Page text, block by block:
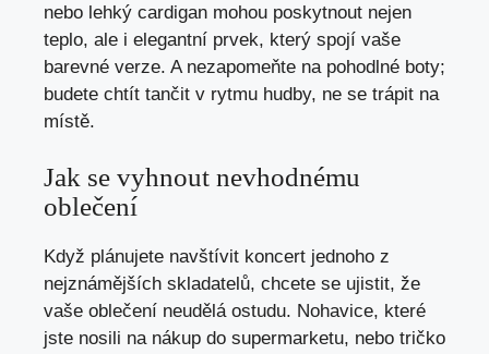
nebo lehký cardigan mohou poskytnout nejen
teplo, ale i elegantní prvek, který spojí vaše
barevné verze. A nezapomeňte na pohodlné boty;
budete chtít tančit v rytmu hudby, ne se trápit na
místě.
Jak se vyhnout nevhodnému
oblečení
Když plánujete navštívit koncert jednoho z
nejznámějších skladatelů, chcete se ujistit, že
vaše oblečení neudělá ostudu. Nohavice, které
jste nosili na nákup do supermarketu, nebo tričko